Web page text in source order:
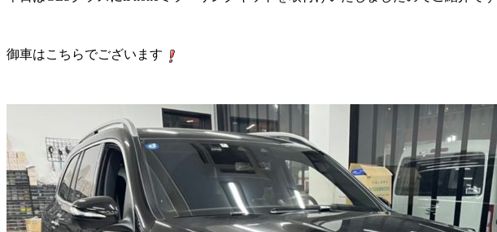
御車はこちらでございます